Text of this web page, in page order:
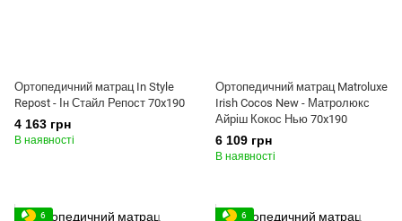
Ортопедичний матрац In Style
Repost - Ін Стайл Репост 70x190
4 163 грн
В наявності
Ортопедичний матрац Matroluxe
Irish Cocos New - Матролюкс
Айріш Кокос Нью 70x190
6 109 грн
В наявності
6
6